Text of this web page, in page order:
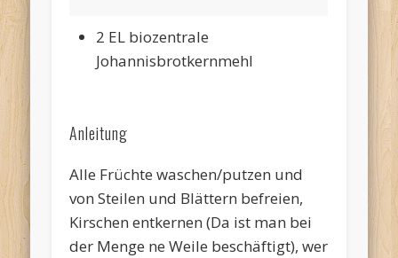
2 EL biozentrale
Johannisbrotkernmehl
Anleitung
Alle Früchte waschen/putzen und
von Steilen und Blättern befreien,
Kirschen entkernen (Da ist man bei
der Menge ne Weile beschäftigt), wer